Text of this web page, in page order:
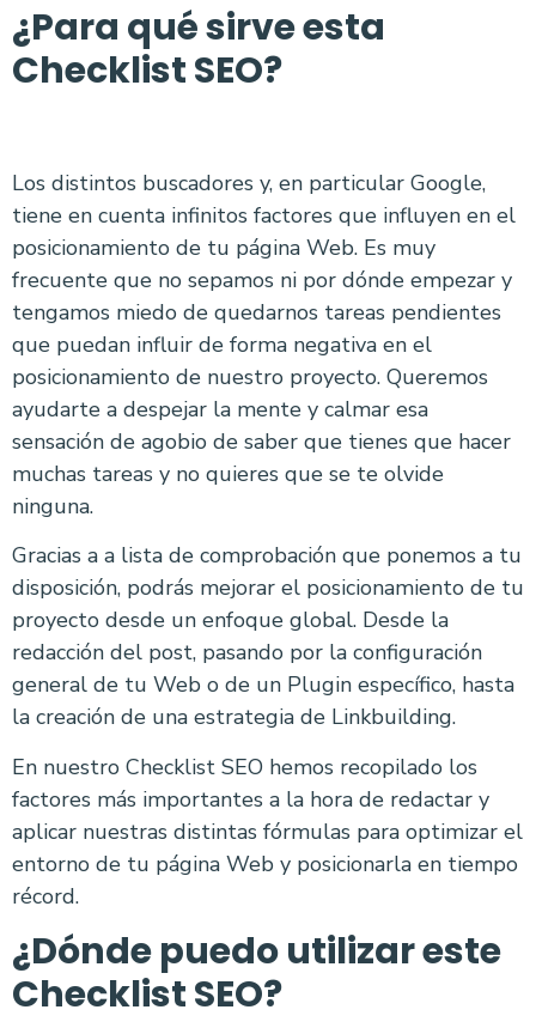
¿Para qué sirve esta
Checklist SEO?
Los distintos buscadores y, en particular Google,
tiene en cuenta infinitos factores que influyen en el
posicionamiento de tu página Web. Es muy
frecuente que no sepamos ni por dónde empezar y
tengamos miedo de quedarnos tareas pendientes
que puedan influir de forma negativa en el
posicionamiento de nuestro proyecto. Queremos
ayudarte a despejar la mente y calmar esa
sensación de agobio de saber que tienes que hacer
muchas tareas y no quieres que se te olvide
ninguna.
Gracias a a lista de comprobación que ponemos a tu
disposición, podrás mejorar el posicionamiento de tu
proyecto desde un enfoque global. Desde la
redacción del post, pasando por la configuración
general de tu Web o de un Plugin específico, hasta
la creación de una estrategia de Linkbuilding.
En nuestro Checklist SEO hemos recopilado los
factores más importantes a la hora de redactar y
aplicar nuestras distintas fórmulas para optimizar el
entorno de tu página Web y posicionarla en tiempo
récord.
¿Dónde puedo utilizar este
Checklist SEO?